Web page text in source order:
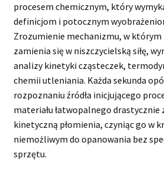
procesem chemicznym, który
definicjom i potocznym
Zrozumienie mechanizmu, w
zamienia się w niszczycielską siłę,
analizy kinetyki cząsteczek,
chemii utleniania. Każda sekunda
rozpoznaniu źródła inicjującego
materiału łatwopalnego drastycznie
kinetyczną płomienia, czyniąc go w
niemożliwym do opanowania bez
sprzętu.